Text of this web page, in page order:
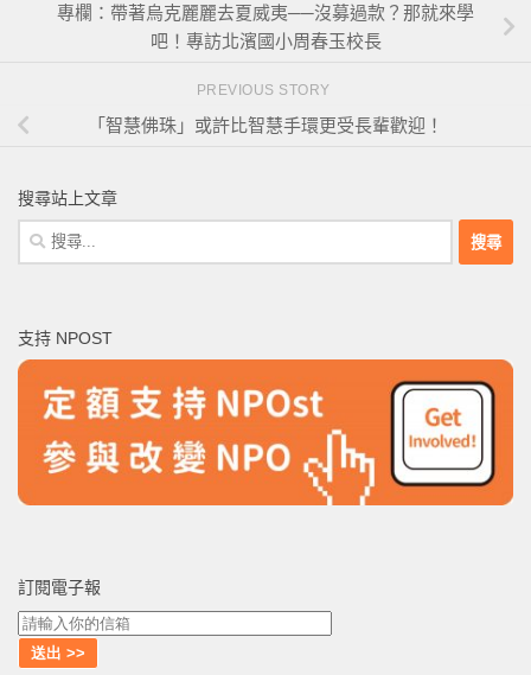
專欄：帶著烏克麗麗去夏威夷──沒募過款？那就來學
吧！專訪北濱國小周春玉校長
PREVIOUS STORY
「智慧佛珠」或許比智慧手環更受長輩歡迎！
搜尋站上文章
搜
尋
字:
支持 NPOST
訂閱電子報